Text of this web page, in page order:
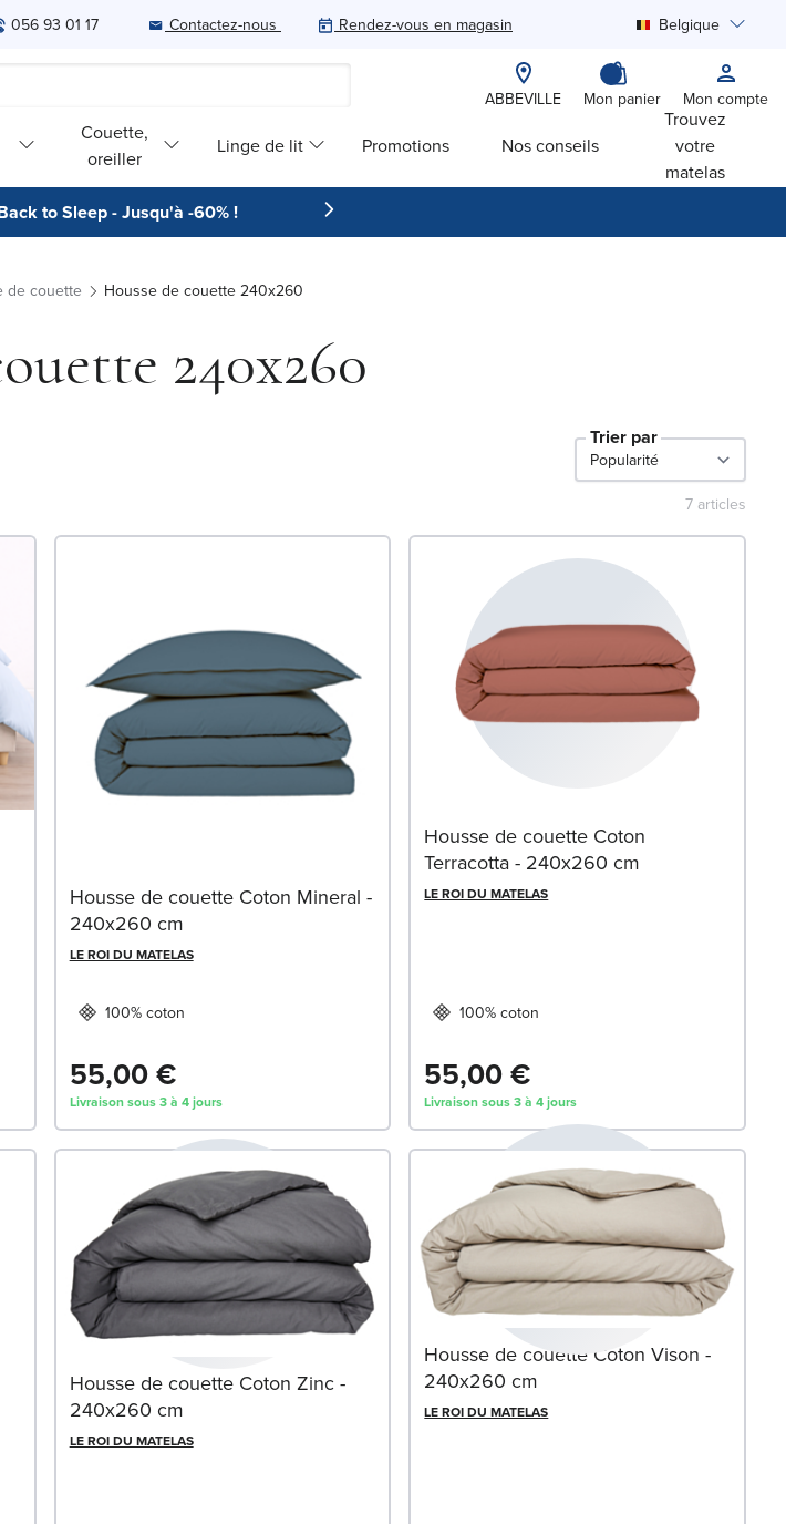
056 93 01 17 Contactez-nous Rendez-vous en magasin Belgique
ABBEVILLE Mon panier Mon compte
Couette,
oreiller
Linge de lit Promotions Nos conseils
Trouvez
votre
matelas
to Sleep - Jusqu'à -60% !
de couette Housse de couette 240x260
240x260
Trier par
7 articles
Housse de couette Coton Mineral -
240x260 cm
LE ROI DU MATELAS
100% coton
55,00 €
Livraison sous 3 à 4 jours
Housse de couette Coton
Terracotta - 240x260 cm
LE ROI DU MATELAS
100% coton
55,00 €
Livraison sous 3 à 4 jours
Housse de couette Coton Zinc -
240x260 cm
LE ROI DU MATELAS
Housse de couette Coton Vison -
240x260 cm
LE ROI DU MATELAS